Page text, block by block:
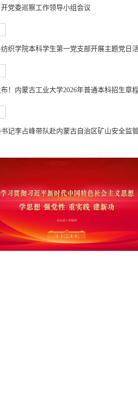
党委巡察工作领导小组会议
织学院本科学生第一党支部开展主题党日
布！内蒙古工业大学2026年普通本科招生章
记李占峰带队赴内蒙古自治区矿山安全监